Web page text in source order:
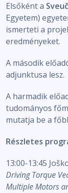
Elsőként a
Egyetem)
ismerteti a
eredményeket.
A második
adjunktusa lesz.
A harmadik
tudományos
mutatja be a
Részletes
13:00-13:45
Driving Torque
Multiple Motors